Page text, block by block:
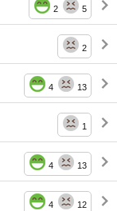
2 5
2
4 13
1
4 13
4 12